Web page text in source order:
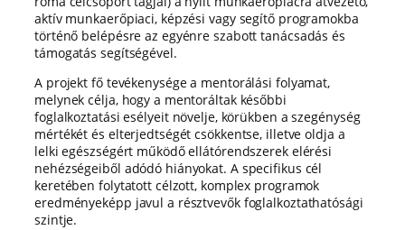
aktív munkaerőpiaci, képzési vagy segítő programokba
történő belépésre az egyénre szabott tanácsadás és
támogatás segítségével.
A projekt fő tevékenysége a mentorálási folyamat,
melynek célja, hogy a mentoráltak későbbi
foglalkoztatási esélyeit növelje, körükben a szegénység
mértékét és elterjedtségét csökkentse, illetve oldja a
lelki egészségért működő ellátórendszerek elérési
nehézségeiből adódó hiányokat. A specifikus cél
keretében folytatott célzott, komplex programok
eredményeképp javul a résztvevők foglalkoztathatósági
szintje.